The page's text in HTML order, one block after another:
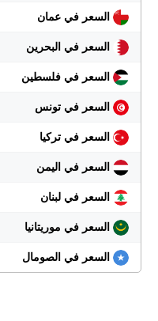
السعر في عمان
السعر في البحرين
السعر في فلسطين
السعر في تونس
السعر في تركيا
السعر في اليمن
السعر في لبنان
السعر في موريتانيا
السعر في الصومال